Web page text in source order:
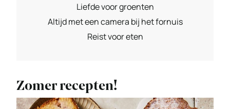
Liefde voor groenten
Altijd met een camera bij het fornuis
Reist voor eten
Zomer recepten!